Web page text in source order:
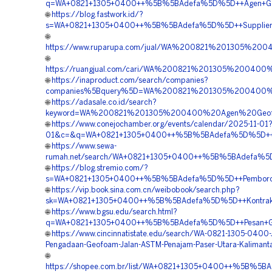
🌐 https://blog.fastwork.id/?
🌐
https://www.ruparupa.com/jual/
🌐
https://ruangjual.com/cari/
🌐 https://inaproduct.com/search/companies?
🌐 https://adasale.co.id/search?
🌐 https://www.conejochamber.org/events/calendar/2025-11-
🌐 https://www.sewa-
rumah.net/search/
🌐 https://blog.stremio.com/?
🌐 https://vip.book.sina.com.cn/weibobook/search.php?
🌐 https://www.bgsu.edu/search.html?
🌐 https://www.cincinnatistate.edu/search/WA-0821-1305-0400-
Pengadaan-Geofoam-Jalan-ASTM-Penajam-Paser-Utara-
🌐
https://shopee.com.br/list/